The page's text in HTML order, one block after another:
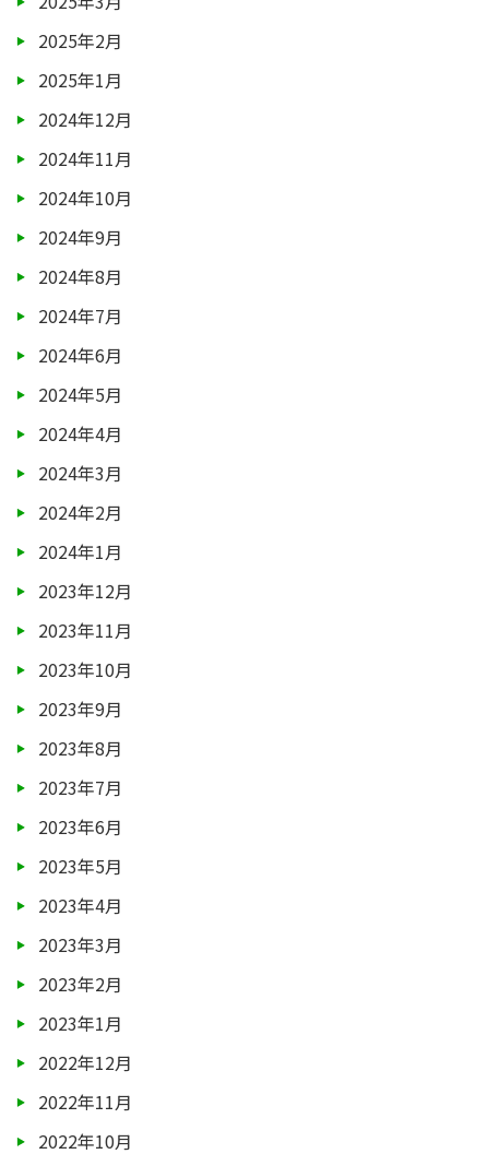
2025年2月
2025年1月
2024年12月
2024年11月
2024年10月
2024年9月
2024年8月
2024年7月
2024年6月
2024年5月
2024年4月
2024年3月
2024年2月
2024年1月
2023年12月
2023年11月
2023年10月
2023年9月
2023年8月
2023年7月
2023年6月
2023年5月
2023年4月
2023年3月
2023年2月
2023年1月
2022年12月
2022年11月
2022年10月